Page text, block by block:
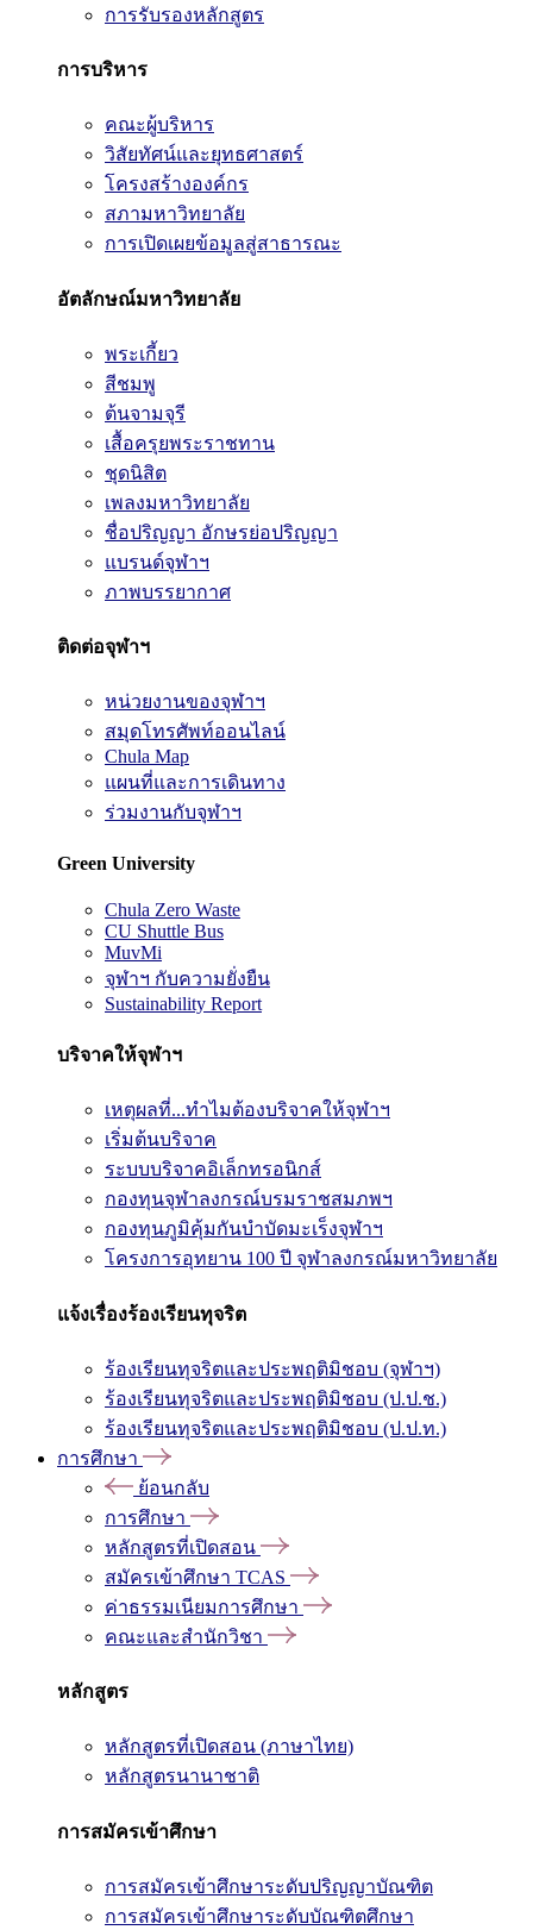
การรับรองหลักสูตร
การบริหาร
คณะผู้บริหาร
วิสัยทัศน์และยุทธศาสตร์
โครงสร้างองค์กร
สภามหาวิทยาลัย
การเปิดเผยข้อมูลสู่สาธารณะ
อัตลักษณ์มหาวิทยาลัย
พระเกี้ยว
สีชมพู
ต้นจามจุรี
เสื้อครุยพระราชทาน
ชุดนิสิต
เพลงมหาวิทยาลัย
ชื่อปริญญา อักษรย่อปริญญา
แบรนด์จุฬาฯ
ภาพบรรยากาศ
ติดต่อจุฬาฯ
หน่วยงานของจุฬาฯ
สมุดโทรศัพท์ออนไลน์
Chula Map
แผนที่และการเดินทาง
ร่วมงานกับจุฬาฯ
Green University
Chula Zero Waste
CU Shuttle Bus
MuvMi
จุฬาฯ กับความยั่งยืน
Sustainability Report
บริจาคให้จุฬาฯ
เหตุผลที่...ทำไมต้องบริจาคให้จุฬาฯ
เริ่มต้นบริจาค
ระบบบริจาคอิเล็กทรอนิกส์
กองทุนจุฬาลงกรณ์บรมราชสมภพฯ
กองทุนภูมิคุ้มกันบำบัดมะเร็งจุฬาฯ
โครงการอุทยาน 100 ปี จุฬาลงกรณ์มหาวิทยาลัย
แจ้งเรื่องร้องเรียนทุจริต
ร้องเรียนทุจริตและประพฤติมิชอบ (จุฬาฯ)
ร้องเรียนทุจริตและประพฤติมิชอบ (ป.ป.ช.)
ร้องเรียนทุจริตและประพฤติมิชอบ (ป.ป.ท.)
การศึกษา
ย้อนกลับ
การศึกษา
หลักสูตรที่เปิดสอน
สมัครเข้าศึกษา TCAS
ค่าธรรมเนียมการศึกษา
คณะและสำนักวิชา
หลักสูตร
หลักสูตรที่เปิดสอน (ภาษาไทย)
หลักสูตรนานาชาติ
การสมัครเข้าศึกษา
การสมัครเข้าศึกษาระดับปริญญาบัณฑิต
การสมัครเข้าศึกษาระดับบัณฑิตศึกษา